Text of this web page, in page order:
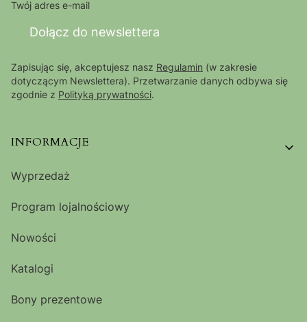
Twój adres e-mail
Dołącz do newslettera
Zapisując się, akceptujesz nasz Regulamin (w zakresie
dotyczącym Newslettera). Przetwarzanie danych odbywa się
zgodnie z Polityką prywatności.
Linki w stopce
INFORMACJE
Wyprzedaż
Program lojalnościowy
Nowości
Katalogi
Bony prezentowe